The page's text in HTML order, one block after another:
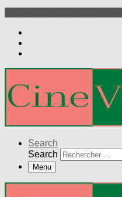
Search
Search
Menu